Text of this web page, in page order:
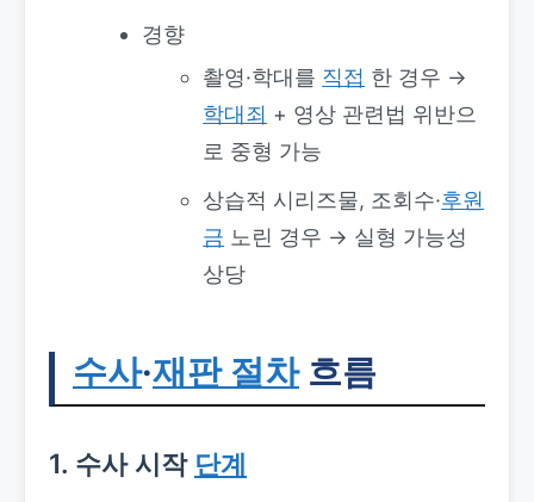
경향
촬영·학대를 직접 한 경우 →
학대죄 + 영상 관련법 위반으
로 중형 가능
상습적 시리즈물, 조회수·후원
금 노린 경우 → 실형 가능성
상당
수사·재판 절차흐름
1. 수사 시작 단계